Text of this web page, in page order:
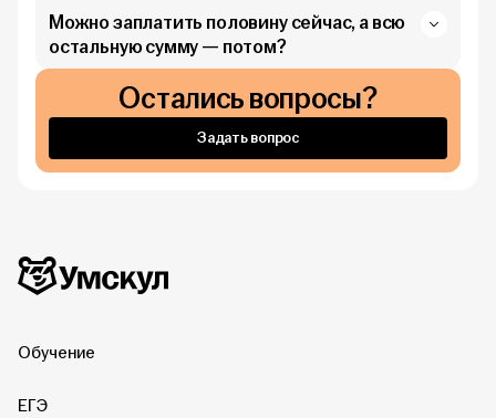
Можно заплатить половину сейчас, а всю
остальную сумму — потом?
Остались вопросы?
Задать вопрос
Дополнительная информация
Умскул
Обучение
ЕГЭ